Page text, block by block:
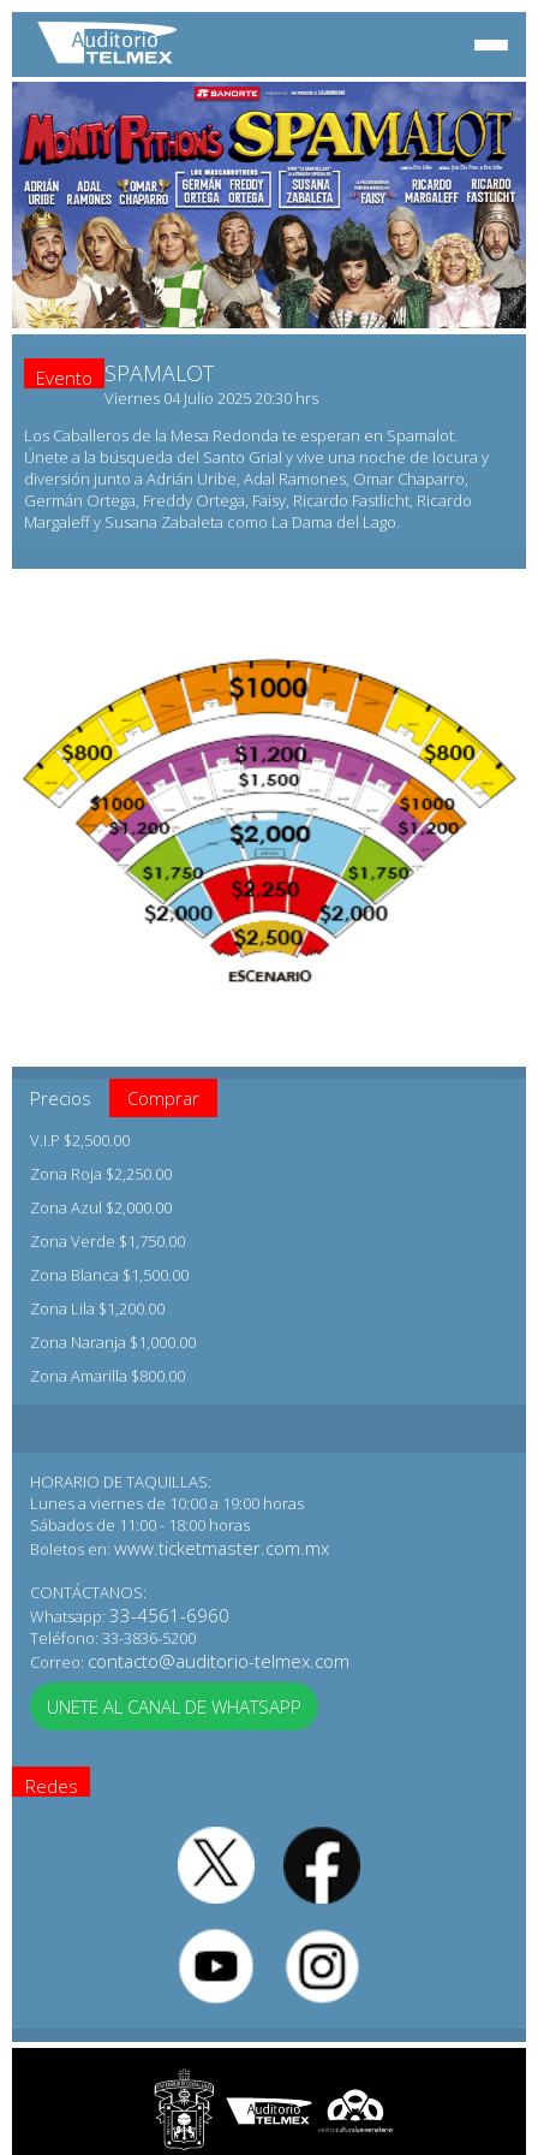
Evento SPAMALOT
Viernes 04 Julio 2025 20:30 hrs
Los Caballeros de la Mesa Redonda te esperan en Spamalot.
Únete a la búsqueda del Santo Grial y vive una noche de locura y
diversión junto a Adrián Uribe, Adal Ramones, Omar Chaparro,
Germán Ortega, Freddy Ortega, Faisy, Ricardo Fastlicht, Ricardo
Margaleff y Susana Zabaleta como La Dama del Lago.
Precios Comprar
V.I.P $2,500.00
Zona Roja $2,250.00
Zona Azul $2,000.00
Zona Verde $1,750.00
Zona Blanca $1,500.00
Zona Lila $1,200.00
Zona Naranja $1,000.00
Zona Amarilla $800.00
HORARIO DE TAQUILLAS:
Lunes a viernes de 10:00 a 19:00 horas
Sábados de 11:00 - 18:00 horas
Boletos en: www.ticketmaster.com.mx
CONTÁCTANOS:
Whatsapp: 33-4561-6960
Teléfono: 33-3836-5200
Correo: contacto@auditorio-telmex.com
UNETE AL CANAL DE WHATSAPP
Redes